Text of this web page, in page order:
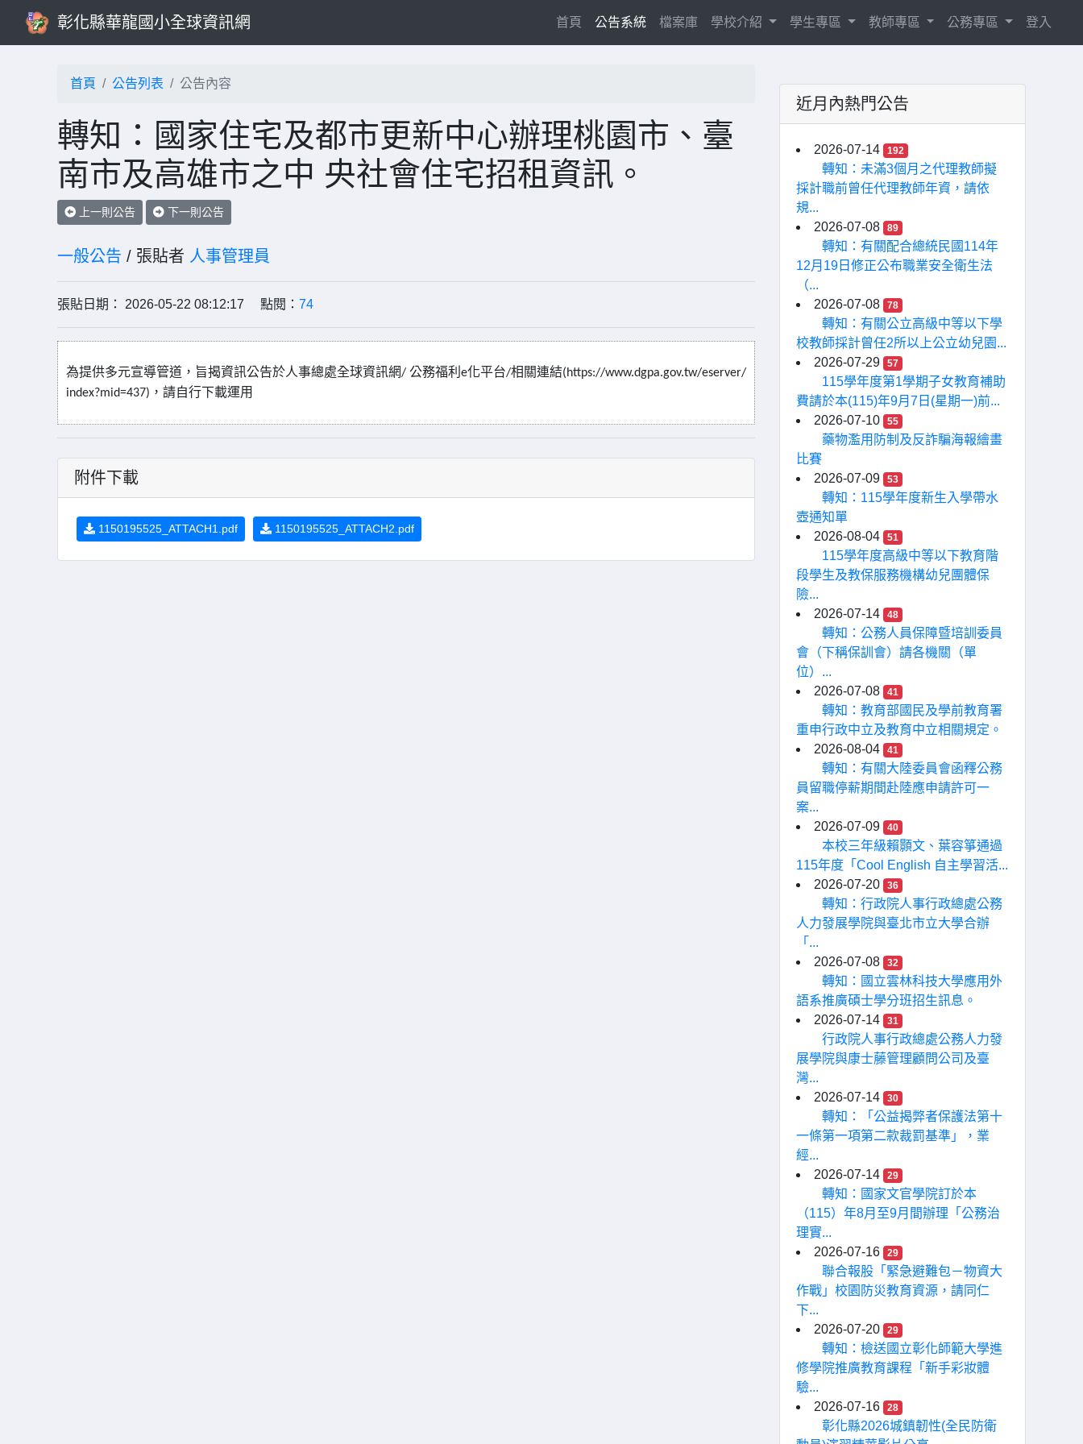
彰化縣華龍國小全球資訊網 首頁 (current)
公告系統 檔案庫 學校介紹 學生專區 教師專區 公務專區 登入
首頁 公告列表 公告內容
轉知：國家住宅及都市更新中心辦理桃園市、臺
南市及高雄市之中 央社會住宅招租資訊。
上一則公告 下一則公告
一般公告 / 張貼者 人事管理員
張貼日期： 2026-05-22 08:12:17 點閱： 74
為提供多元宣導管道，旨揭資訊公告於人事總處全球資訊網/ 公務福利 e化平台/相關連結(https://www.dgpa.gov.tw/eserver/
index?mid=437) ，請自行下載運用
附件下載
1150195525_ATTACH1.pdf 1150195525_ATTACH2.pdf
近月內熱門公告
2026-07-14 192
轉知：未滿3個月之代理教師擬
採計職前曾任代理教師年資，請依
規...
2026-07-08
89
轉知：有關配合總統民國114年
12月19日修正公布職業安全衛生法
（...
2026-07-08
78
轉知：有關公立高級中等以下學
校教師採計曾任2所以上公立幼兒園...
2026-07-29
57
115學年度第1學期子女教育補助
費請於本(115)年9月7日(星期一)前...
2026-07-10
55
藥物濫用防制及反詐騙海報繪畫
比賽
2026-07-09
53
轉知：115學年度新生入學帶水
壺通知單
2026-08-04
51
115學年度高級中等以下教育階
段學生及教保服務機構幼兒團體保
險...
2026-07-14
48
轉知：公務人員保障暨培訓委員
會（下稱保訓會）請各機關（單
位）...
2026-07-08
41
轉知：教育部國民及學前教育署
重申行政中立及教育中立相關規定。
2026-08-04
41
轉知：有關大陸委員會函釋公務
員留職停薪期間赴陸應申請許可一
案...
2026-07-09
40
本校三年級賴顥文、葉容箏通過
115年度「Cool English 自主學習活...
2026-07-20
36
轉知：行政院人事行政總處公務
人力發展學院與臺北市立大學合辦
「...
2026-07-08
32
轉知：國立雲林科技大學應用外
語系推廣碩士學分班招生訊息。
2026-07-14
31
行政院人事行政總處公務人力發
展學院與康士藤管理顧問公司及臺
灣...
2026-07-14
30
轉知：「公益揭弊者保護法第十
一條第一項第二款裁罰基準」，業
經...
2026-07-14
29
轉知：國家文官學院訂於本
（115）年8月至9月間辦理「公務治
理實...
2026-07-16
29
聯合報股「緊急避難包－物資大
作戰」校園防災教育資源，請同仁
下...
2026-07-20
29
轉知：檢送國立彰化師範大學進
修學院推廣教育課程「新手彩妝體
驗...
2026-07-16
28
彰化縣2026城鎮韌性(全民防衛